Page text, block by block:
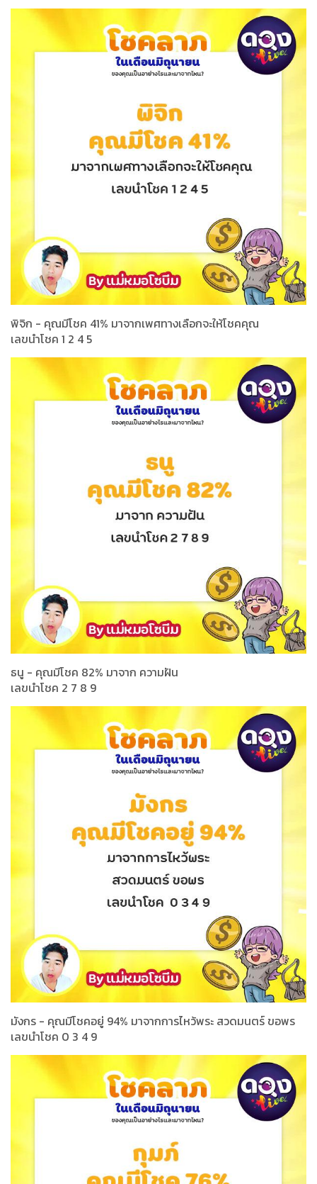
พิจิก - คุณมีโชค 41% มาจากเพศทางเลือกจะให้โชคคุณ
เลขนำโชค 1 2 4 5
ธนู - คุณมีโชค 82% มาจาก ความฝัน
เลขนำโชค 2 7 8 9
มังกร - คุณมีโชคอยู่ 94% มาจากการไหว้พระ สวดมนตร์ ขอพร
เลขนำโชค 0 3 4 9